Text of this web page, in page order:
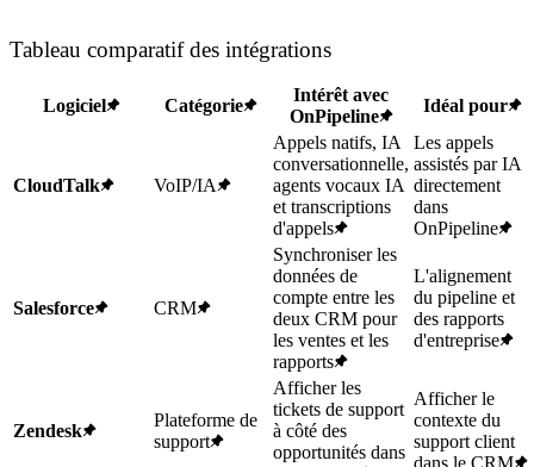
Tableau comparatif des intégrations
Logiciel Catégorie
Intérêt avec
OnPipeline
Idéal pour
CloudTalk VoIP/IA
Appels natifs, IA
conversationnelle,
agents vocaux IA
et transcriptions
d'appels
Les appels
assistés par IA
directement
dans
OnPipeline
Salesforce CRM
Synchroniser les
données de
compte entre les
deux CRM pour
les ventes et les
rapports
L'alignement
du pipeline et
des rapports
d'entreprise
Zendesk
Plateforme de
support
Afficher les
tickets de support
à côté des
opportunités dans
Afficher le
contexte du
support client